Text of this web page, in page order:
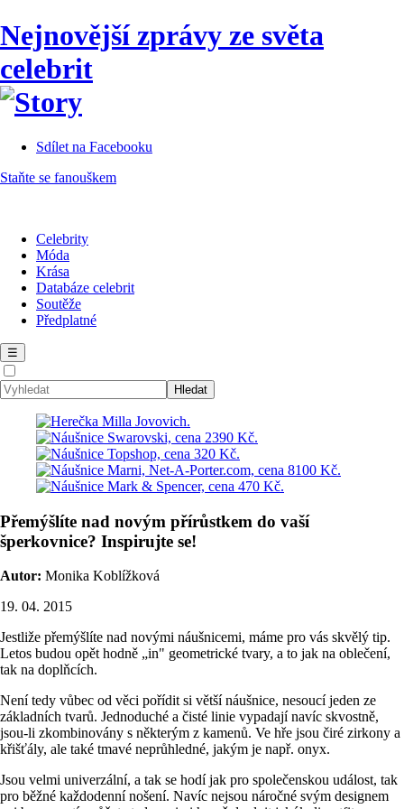
Nejnovější zprávy ze světa
celebrit
Sdílet na Facebooku
Staňte se fanouškem
Celebrity
Móda
Krása
Databáze celebrit
Soutěže
Předplatné
☰
Přemýšlíte nad novým přírůstkem do vaší
šperkovnice? Inspirujte se!
Autor: Monika Koblížková
19. 04. 2015
Jestliže přemýšlíte nad novými náušnicemi, máme pro vás skvělý tip.
Letos budou opět hodně „in" geometrické tvary, a to jak na oblečení,
tak na doplňcích.
Není tedy vůbec od věci pořídit si větší náušnice, nesoucí jeden ze
základních tvarů. Jednoduché a čisté linie vypadají navíc skvostně,
jsou-li zkombinovány s některým z kamenů. Ve hře jsou čiré zirkony a
křišťály, ale také tmavé neprůhledné, jakým je např. onyx.
Jsou velmi univerzální, a tak se hodí jak pro společenskou událost, tak
pro běžné každodenní nošení. Navíc nejsou náročné svým designem